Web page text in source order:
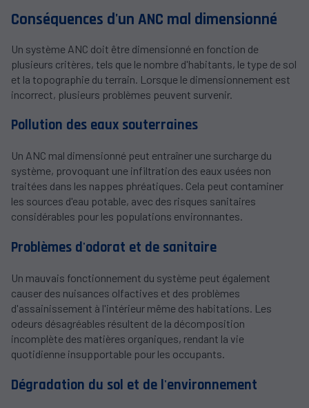
Conséquences d'un ANC mal dimensionné
Un système ANC doit être dimensionné en fonction de
plusieurs critères, tels que le nombre d'habitants, le type de sol
et la topographie du terrain. Lorsque le dimensionnement est
incorrect, plusieurs problèmes peuvent survenir.
Pollution des eaux souterraines
Un ANC mal dimensionné peut entraîner une surcharge du
système, provoquant une infiltration des eaux usées non
traitées dans les nappes phréatiques. Cela peut contaminer
les sources d'eau potable, avec des risques sanitaires
considérables pour les populations environnantes.
Problèmes d'odorat et de sanitaire
Un mauvais fonctionnement du système peut également
causer des nuisances olfactives et des problèmes
d'assainissement à l'intérieur même des habitations. Les
odeurs désagréables résultent de la décomposition
incomplète des matières organiques, rendant la vie
quotidienne insupportable pour les occupants.
Dégradation du sol et de l'environnement